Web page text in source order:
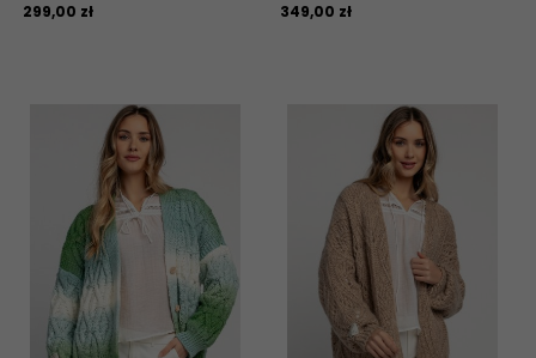
299,00 zł 349,00 zł